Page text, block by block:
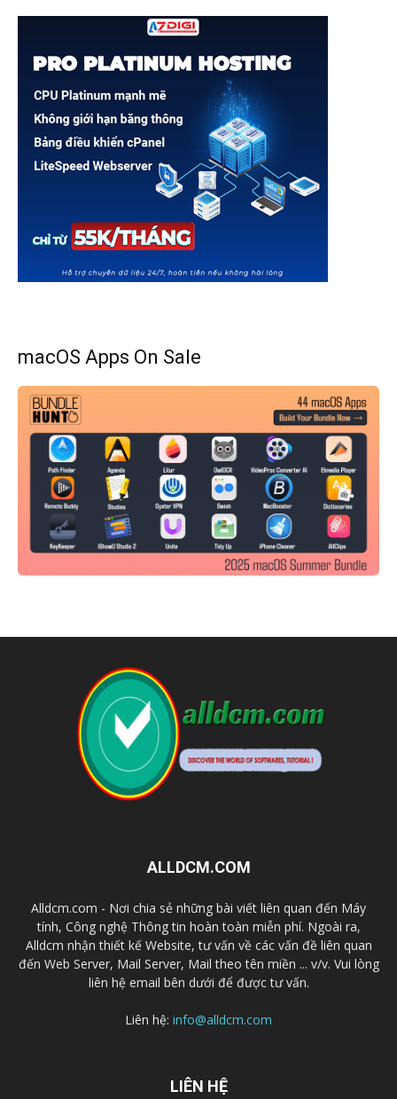
macOS Apps On Sale
ALLDCM.COM
Alldcm.com - Nơi chia sẻ những bài viết liên quan đến Máy
tính, Công nghệ Thông tin hoàn toàn miễn phí. Ngoài ra,
Alldcm nhận thiết kế Website, tư vấn về các vấn đề liên quan
đến Web Server, Mail Server, Mail theo tên miền ... v/v. Vui lòng
liên hệ email bên dưới để được tư vấn.
Liên hệ: info@alldcm.com
LIÊN HỆ